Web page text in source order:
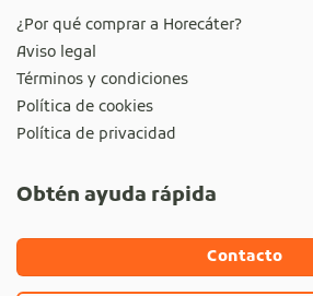
¿Por qué comprar a Horecáter?
Aviso legal
Términos y condiciones
Política de cookies
Política de privacidad
Obtén ayuda rápida
Contacto